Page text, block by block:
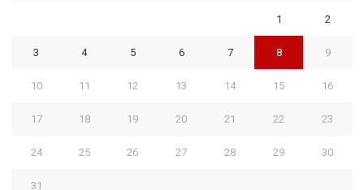
1 2
3 4 5 6 7 8 9
10 11 12 13 14 15 16
17 18 19 20 21 22 23
24 25 26 27 28 29 30
31